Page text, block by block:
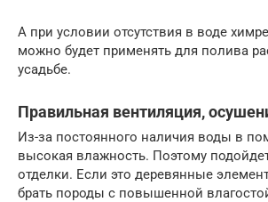
А при условии отсутствия в воде
можно будет применять для полива
усадьбе.
Правильная вентиляция,
Из-за постоянного наличия воды в
высокая влажность. Поэтому
отделки. Если это деревянные
брать породы с повышенной